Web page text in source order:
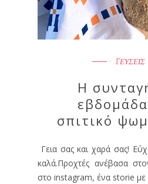
ΓΕΥΣΕΙΣ
Η
σπιτικό
Γεια σας και χαρά σας!
καλά.Προχτές ανέβασα
στο instagram, ένα storie με